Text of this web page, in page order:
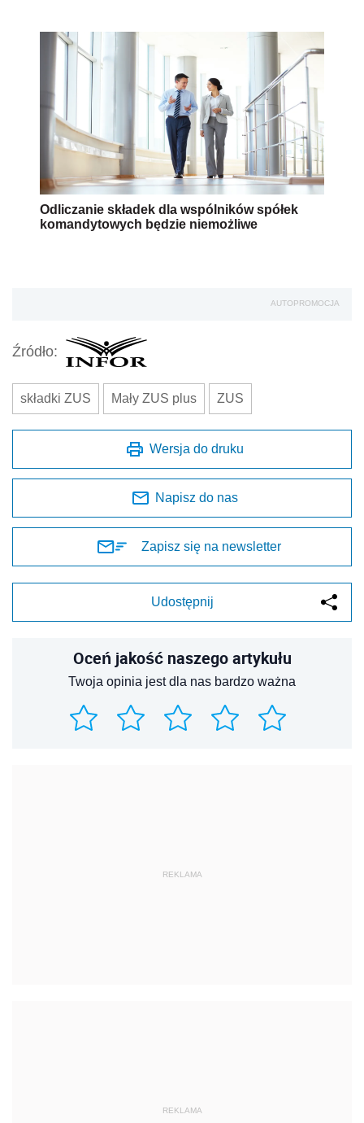
Odliczanie składek dla wspólników spółek
komandytowych będzie niemożliwe
AUTOPROMOCJA
Źródło:
składki ZUS Mały ZUS plus ZUS
Wersja do druku
Napisz do nas
Zapisz się na newsletter
Udostępnij
Oceń jakość naszego artykułu
Twoja opinia jest dla nas bardzo ważna
REKLAMA
REKLAMA